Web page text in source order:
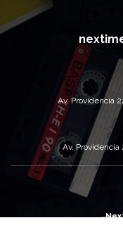
Av. Providencia
Av. Providencia